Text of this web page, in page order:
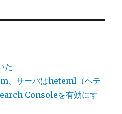
た
、サーバはheteml（ヘテ
Consoleを有効にす